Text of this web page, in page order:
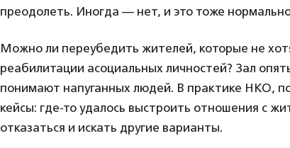
преодолеть. Иногда — нет, и это тоже
Можно ли переубедить жителей, которые не
реабилитации асоциальных личностей? Зал
понимают напуганных людей. В практике НКО,
кейсы: где-то удалось выстроить отношения с
отказаться и искать другие варианты.